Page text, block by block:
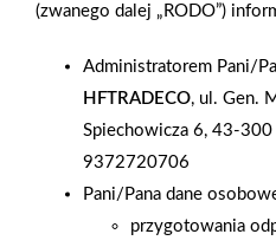
naszych "Złotek" śledziło
(zwanego dalej „RODO”)
Administratorem Pani/
HFTRADECO, ul. Gen.
Spiechowicza 6, 43-300
9372720706
Pani/Pana dane
przygotowania